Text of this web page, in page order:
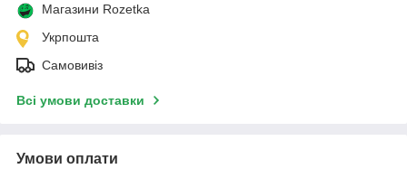
Магазини Rozetka
Укрпошта
Самовивіз
Всі умови доставки
Умови оплати